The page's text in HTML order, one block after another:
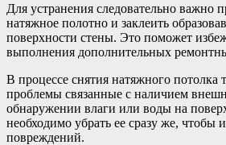
Для устранения следовательно важно
натяжное полотно и заклеить
поверхности стены. Это поможет
выполнения дополнительных
В процессе снятия натяжного потолка
проблемы связанные с наличием
обнаружении влаги или воды на
необходимо убрать ее сразу же, чтобы
повреждений.